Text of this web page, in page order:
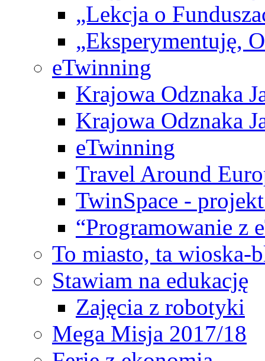
„Lekcja o
„Eksperymentuję,
eTwinning
Krajowa Odznaka
Krajowa Odznaka
eTwinning
Travel Around
TwinSpace -
“Programowanie z
To miasto, ta wioska-
Stawiam na edukację
Zajęcia z robotyki
Mega Misja 2017/18